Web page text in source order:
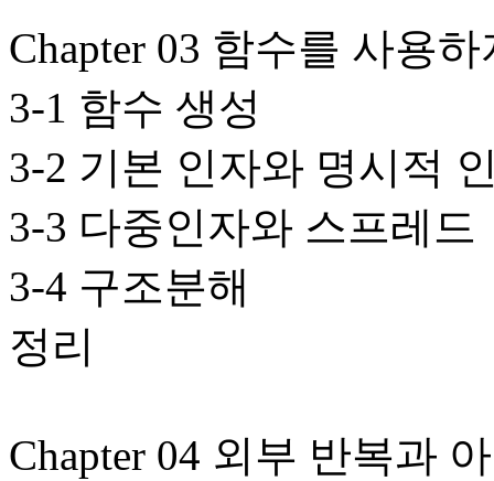
Chapter 03 함수를 사용하
3-1 함수 생성
3-2 기본 인자와 명시적
3-3 다중인자와 스프레드
3-4 구조분해
정리
Chapter 04 외부 반복과